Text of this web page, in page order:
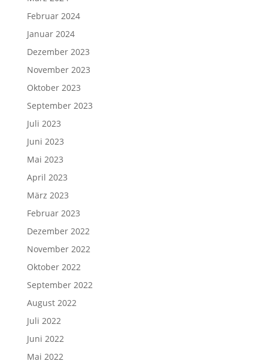
Februar 2024
Januar 2024
Dezember 2023
November 2023
Oktober 2023
September 2023
Juli 2023
Juni 2023
Mai 2023
April 2023
März 2023
Februar 2023
Dezember 2022
November 2022
Oktober 2022
September 2022
August 2022
Juli 2022
Juni 2022
Mai 2022